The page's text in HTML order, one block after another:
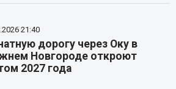
21:40
дорогу через Оку в
Новгороде откроют
2027 года